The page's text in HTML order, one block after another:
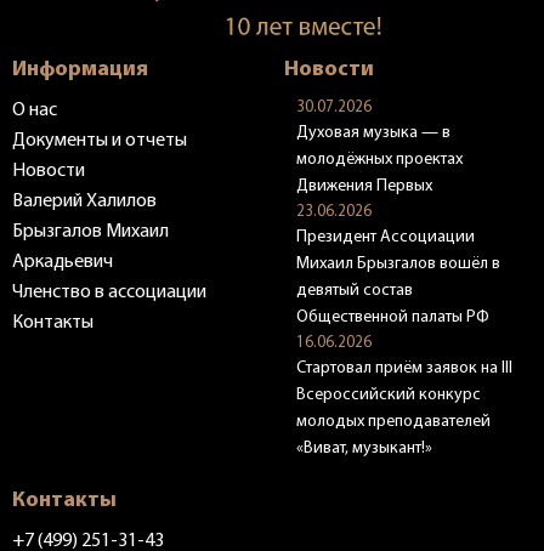
Информация
О нас
Документы и отчеты
Новости
Валерий Халилов
Брызгалов Михаил
Аркадьевич
Членство в ассоциации
Контакты
Новости
30.07.2026
Духовая музыка — в
молодёжных проектах
Движения Первых
23.06.2026
Президент Ассоциации
Михаил Брызгалов вошёл в
девятый состав
Общественной палаты РФ
16.06.2026
Стартовал приём заявок на III
Всероссийский конкурс
молодых преподавателей
«Виват, музыкант!»
Контакты
+7 (499) 251-31-43